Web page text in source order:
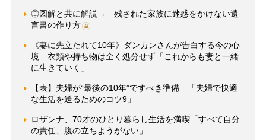
◎図解と共に解説→ 残された家族に迷惑をかけない遺
言書の作り方
《妻に先立たれて10年》ダンカンさんが告白する今の心
境 衣類や持ち物は全く処分せず「これからも妻と一緒
に生きていく」
【表】夫婦が“最後の10年”ですべき準備 「夫婦で快適
な生活を送るためのコツ9」
ロザンナ、70才のひとり暮らし生活を満喫「すべて自分
の責任、腹の立ちようがない」